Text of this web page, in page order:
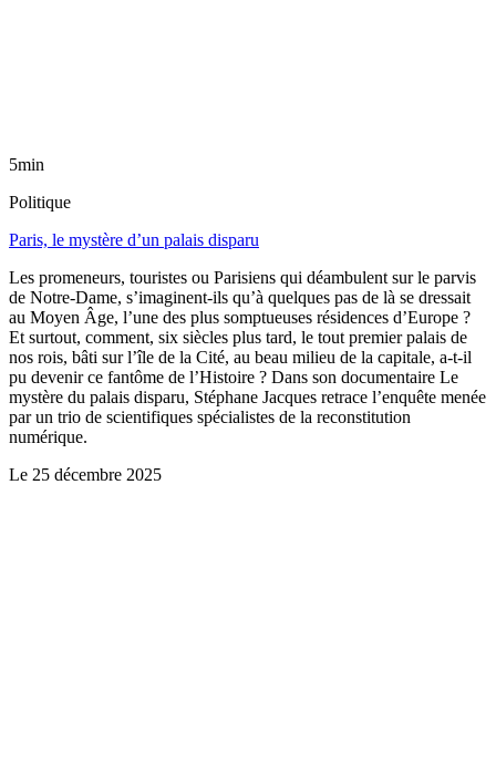
5min
Politique
Paris, le mystère d’un palais disparu
Les promeneurs, touristes ou Parisiens qui déambulent sur le parvis
de Notre-Dame, s’imaginent-ils qu’à quelques pas de là se dressait
au Moyen Âge, l’une des plus somptueuses résidences d’Europe ?
Et surtout, comment, six siècles plus tard, le tout premier palais de
nos rois, bâti sur l’île de la Cité, au beau milieu de la capitale, a-t-il
pu devenir ce fantôme de l’Histoire ? Dans son documentaire Le
mystère du palais disparu, Stéphane Jacques retrace l’enquête menée
par un trio de scientifiques spécialistes de la reconstitution
numérique.
Le 25 décembre 2025